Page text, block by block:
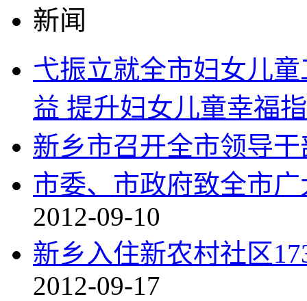
新闻
弋振立就全市妇女儿
益 提升妇女儿童幸福
新乡市召开全市领导
市委、市政府致全市
2012-09-10
新乡入住新农村社区
2012-09-17